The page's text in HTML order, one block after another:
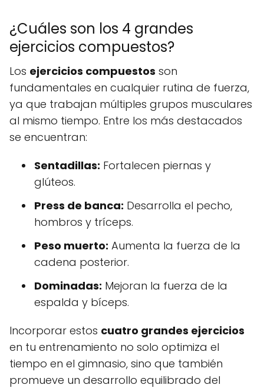
¿Cuáles son los 4 grandes
ejercicios compuestos?
Los ejercicios compuestos son
fundamentales en cualquier rutina de fuerza,
ya que trabajan múltiples grupos musculares
al mismo tiempo. Entre los más destacados
se encuentran:
Sentadillas: Fortalecen piernas y
glúteos.
Press de banca: Desarrolla el pecho,
hombros y tríceps.
Peso muerto: Aumenta la fuerza de la
cadena posterior.
Dominadas: Mejoran la fuerza de la
espalda y bíceps.
Incorporar estos cuatro grandes ejercicios
en tu entrenamiento no solo optimiza el
tiempo en el gimnasio, sino que también
promueve un desarrollo equilibrado del